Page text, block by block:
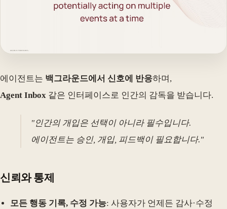
에이전트는 백그라운드에서 신호에 반응하며,
Agent Inbox 같은 인터페이스로 인간의 감독을 받습니다.
"인간의 개입은 선택이 아니라 필수입니다.
에이전트는 승인, 개입, 피드백이 필요합니다."
신뢰와 통제
모든 행동 기록, 수정 가능: 사용자가 언제든 감사·수정